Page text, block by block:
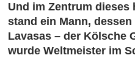
Und im Zentrum
stand ein Mann,
Lavasas – der Kölsche
wurde Weltmeister im